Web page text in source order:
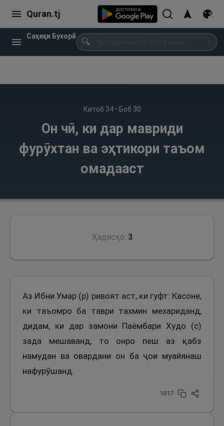
Quran.tj
Саҳеҳи Бухорӣ
🔍
Китоб 34• Боб 30
Он чӣ, ки дар мавриди
фурӯхтан ва эҳтикори таъом
омадааст
Ҳадисҳо: 3
Аз Ибни Умар (р) ривоят аст, ки гуфт: Касоне,
ки таъомро ба таври тахмин мехариданд,
дидам, ки дар замони Паёмбари Худо (с)
зада мешаванд, то онро пеш аз қабз
намудан ва овардани он ба ҷои муайянаш
нафурӯшанд.
1017